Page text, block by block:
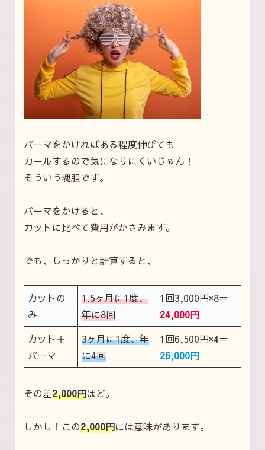
パーマをかければある程度伸びても
カールするので気になりにくいじゃん！
そういう魂胆です。
パーマをかけると、
カットに比べて費用がかさみます。
でも、しっかりと計算すると、
カットの
み
1.5ヶ月に1度、
年に8回
1回3,000円×8＝
24,000円
カット＋
パーマ
3ヶ月に1度、年
に4回
1回6,500円×4＝
26,000円
その差2,000円ほど。
しかし！この2,000円には意味があります。